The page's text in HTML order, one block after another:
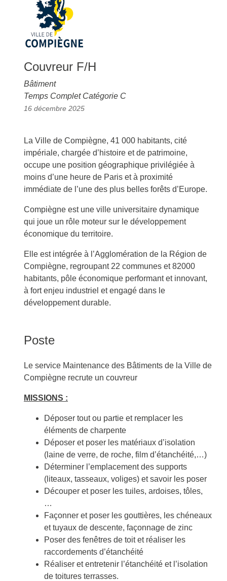
Couvreur F/H
Bâtiment
Temps Complet Catégorie C
16 décembre 2025
La Ville de Compiègne, 41 000 habitants, cité
impériale, chargée d’histoire et de patrimoine,
occupe une position géographique privilégiée à
moins d’une heure de Paris et à proximité
immédiate de l’une des plus belles forêts d’Europe.
Compiègne est une ville universitaire dynamique
qui joue un rôle moteur sur le développement
économique du territoire.
Elle est intégrée à l’Agglomération de la Région de
Compiègne, regroupant 22 communes et 82000
habitants, pôle économique performant et innovant,
à fort enjeu industriel et engagé dans le
développement durable.
Poste
Le service Maintenance des Bâtiments de la Ville de
Compiègne recrute un couvreur
MISSIONS :
Déposer tout ou partie et remplacer les
éléments de charpente
Déposer et poser les matériaux d’isolation
(laine de verre, de roche, film d’étanchéité,…)
Déterminer l’emplacement des supports
(liteaux, tasseaux, voliges) et savoir les poser
Découper et poser les tuiles, ardoises, tôles,
…
Façonner et poser les gouttières, les chéneaux
et tuyaux de descente, façonnage de zinc
Poser des fenêtres de toit et réaliser les
raccordements d’étanchéité
Réaliser et entretenir l’étanchéité et l’isolation
de toitures terrasses.